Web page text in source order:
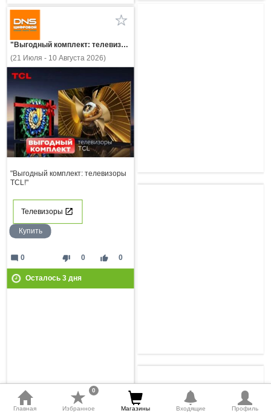
"Выгодный комплект: телевизоры TCL!"
(21 Июля - 10 Августа 2026)
"Выгодный комплект: телевизоры
TCL!"
Телевизоры
Купить
thumb_down 0 thumb_up 0
mode_comment 0
Осталось 3дня
Главная Избранное
0
Магазины Входящие Профиль